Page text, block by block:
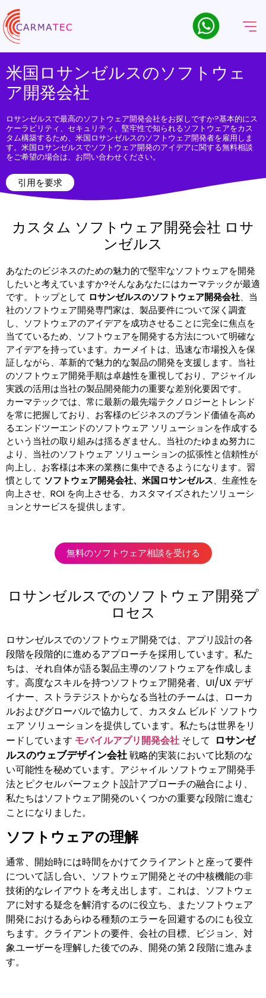
米国ロサンゼルスのソフトウェ
ア開発会社
ロサンゼルスで最高のソフトウェア開発会社をお探しですか?基本的にス
ケーラビリティ、セキュリティ、堅牢性で知られるソフトウェアをカス
タム構築するため、米国ロサンゼルスのソフトウェア開発者を雇用しま
す。米国ロサンゼルスでソフトウェア開発のアイデアに関する無料相談
をご希望の場合は、お問い合わせください。
引用を要求
カスタム ソフトウェア開発会社 ロサ
ンゼルス
あなたのビジネスのための魅力的で堅牢なソフトウェアを開発
したいと考えていますか?そんなあなたにはカーマテックが最適
です。トップとして ロサンゼルスのソフトウェア開発会社、当
社のソフトウェア開発専門家は、製品要件について深く調査
し、ソフトウェアのアイデアを成功させることに完全に焦点を
当てているため、ソフトウェアを開発する方法について明確な
アイデアを持っています。カーメイトは、迅速な市場投入を保
証しながら、革新的で魅力的な製品の開発を支援します。当社
のソフトウェア開発手順は卓越性を重視しており、アジャイル
実践の活用は当社の製品開発能力の重要な差別化要因です。
カーマテックでは、常に最新の最先端テクノロジーとトレンド
を常に把握しており、お客様のビジネスのブランド価値を高め
るエンドツーエンドのソフトウェア ソリューションを作成する
という当社の取り組みは揺るぎません。当社のたゆまぬ努力に
より、当社のソフトウェア ソリューションの拡張性と信頼性が
向上し、お客様は本来の業務に集中できるようになります。習
慣として ソフトウェア開発会社、米国ロサンゼルス、生産性を
向上させ、ROI を向上させる、カスタマイズされたソリューシ
ョンとサービスを提供します。
無料のソフトウェア相談を受ける
ロサンゼルスでのソフトウェア開発プ
ロセス
ロサンゼルスでのソフトウェア開発では、アプリ設計の各
段階を段階的に進めるアプローチを採用しています。私た
ちは、それ自体が語る製品主導のソフトウェアを作成しま
す。高度なスキルを持つソフトウェア開発者、UI/UX デザ
イナー、ストラテジストからなる当社のチームは、ローカ
ルおよびグローバルで協力して、カスタム ビルド ソフトウ
ェア ソリューションを提供しています。私たちは世界をリ
ードしています モバイルアプリ開発会社そして ロサンゼ
ルスのウェブデザイン会社戦略的実装において比類のな
い可能性を秘めています。アジャイル ソフトウェア開発手
法とピクセルパーフェクト設計アプローチの融合により、
私たちはソフトウェア開発のいくつかの重要な段階に進む
ことになりました。
ソフトウェアの理解
通常、開始時には時間をかけてクライアントと座って要件
について話し合い、ソフトウェア開発とその中核機能の非
技術的なレイアウトを考え出します。これは、ソフトウェ
アに対する疑念を解消するのに役立ち、またソフトウェア
開発におけるあらゆる種類のエラーを回避するのにも役立
ちます。クライアントの要件、会社の目標、ビジョン、対
象ユーザーを理解した後でのみ、開発の第 2 段階に進みま
す。